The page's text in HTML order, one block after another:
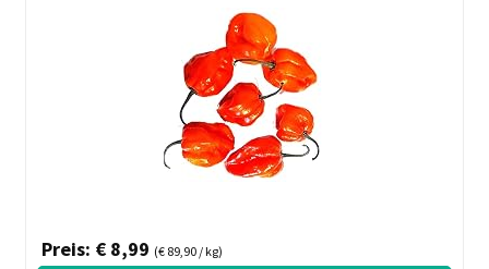
Preis: € 8,99 (€ 89,90 / kg)